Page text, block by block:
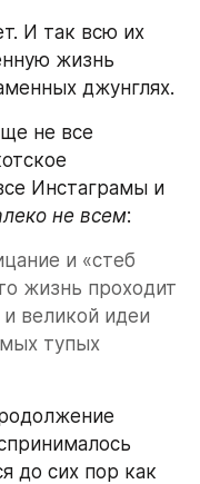
И так всю их
жизнь
джунглях.
не все
Инстаграмы и
не всем:
и «стеб
жизнь проходит
великой идеи
тупых
до сих пор как